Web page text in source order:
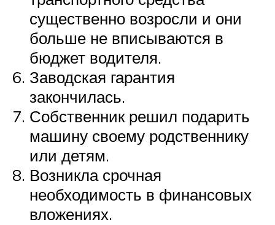
существенно возросли и они
больше не вписываются в
бюджет водителя.
Заводская гарантия
закончилась.
Собственник решил подарить
машину своему родственнику
или детям.
Возникла срочная
необходимость в финансовых
вложениях.